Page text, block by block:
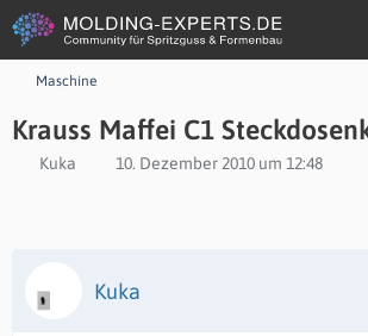
Maschine
Krauss Maffei C1
Kuka 10. Dezember 2010 um 12:48
Kuka